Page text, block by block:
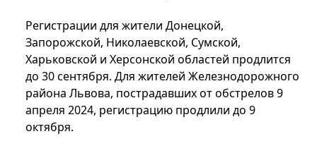
Регистрации для жители Донецкой,
Запорожской, Николаевской, Сумской,
Харьковской и Херсонской областей продлится
до 30 сентября. Для жителей Железнодорожного
района Львова, пострадавших от обстрелов 9
апреля 2024, регистрацию продлили до 9
октября.